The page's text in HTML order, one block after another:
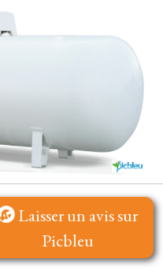
Laisser un avis sur
Picbleu